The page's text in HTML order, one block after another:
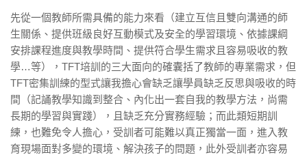
先從一個教師所需具備的能力來看（建立互信且雙向溝通的師
生關係、提供班級良好互動模式及安全的學習環境、依據課綱
安排課程進度與教學時間、提供符合學生需求且容易吸收的教
學…等），TFT培訓的三大面向的確囊括了教師的專業需求，但
TFT密集訓練的型式讓我擔心會缺乏讓學員缺乏反思與吸收的時
間（記誦教學知識到整合、內化出一套自我的教學方法，尚需
長期的學習與實踐），且缺乏充分實務經驗；而此類短期訓
練，也難免令人擔心，受訓者可能難以真正獨當一面，進入教
育現場面對多變的環境、解決孩子的問題，此外受訓者亦容易